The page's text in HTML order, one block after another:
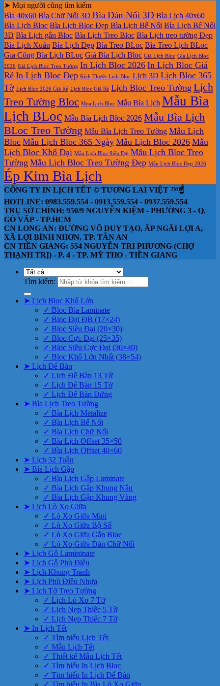
➤ Mọi người cũng tìm kiếm
Bìa 40x60 Bìa Chữ Nổi 3D Bìa Dán Nổi 3D Bìa Lịch 40x60
Bìa Lịch Bloc Bìa Lịch Bloc Đẹp Bìa Lịch Bế Nổi Bìa Lịch Bế Nổi
3D Bìa Lịch gắn Bloc Bìa Lịch Treo Bloc Bìa Lịch treo tường Đẹp
Bìa Lịch Xuân Bìa Lịch Đẹp Bìa Treo BLoc Bìa Treo Lịch BLoc
Gia Công Bìa Lịch BLoc Giá Bìa Lịch Bloc Giá Lịch Bloc Giá Lịch Bloc
2026 Giá Lịch Bloc Treo Tường In Lịch Bloc 2026 In Lịch Bloc Giá
Rẻ In Lịch Bloc Đẹp Kích Thước Lịch Bloc Lịch 3D Lịch Bloc 365
Tờ Lịch Bloc 2026 Giá Rẻ Lịch Bloc Giá Rẻ Lịch Bloc Treo Tường Lịch
Treo Tường Bloc Mua Lich Bloc Mẫu Bìa Lịch Mẫu Bìa
Lịch BLoc Mẫu Bìa Lịch Bloc 2026 Mẫu Bìa Lịch
BLoc Treo Tường Mẫu Bìa Lịch Treo Tường Mẫu Lịch
Bloc Mẫu Lịch Bloc 365 Ngày Mẫu Lịch Bloc 2026 Mẫu
Lịch Bloc Khổ Đại Mẫu Lịch Bloc Siêu Đại Mẫu Lịch Bloc Treo
Tường Mẫu Lịch Bloc Treo Tường Đẹp Mẫu Lịch Bloc Đẹp 2026
Ép Kim Bìa Lịch
CÔNG TY IN LỊCH TẾT © TƯƠNG LAI VIỆT ™☝️
HOTLINE: 0983.559.554 - 0913.559.554 - 0937.559.554
TRỤ SỞ CHÍNH: 950/9 NGUYỄN KIỆM - PHƯỜNG 3 - Q.
GÒ VẤP - TP.HCM
CN LONG AN: ĐƯỜNG VÕ DUY TẠO, ẤP NGÃI LỢI A,
XÃ LỢI BÌNH NHƠN, TP. TÂN AN
CN TIỀN GIANG: 554 NGUYỄN TRI PHƯƠNG (CHỢ
THẠNH TRỊ) - P. 4 - TP. MỸ THO - TIỀN GIANG
Tìm kiếm:
➤ Lịch Bloc Khổ Lớn
✓ Bloc Bìa Laminate
✓ Bloc Đại ĐB (17×24)
✓ Bloc Siêu Đại (20×30)
✓ Bloc Cực Đại (25×35)
✓ Bloc Siêu Cực Đại (30×40)
✓ Bloc Khổ Lớn Nhất (38×54)
➤ Lịch Để Bàn
✓ Lịch Để Bàn 13 Tờ
✓ Lịch Để Bàn 15 Tờ
✓ Lịch Để Bàn Đứng
➤ Bìa Lịch Treo Tường
✓ Bìa Lịch Metalize
✓ Bìa Lịch Bế Nổi
✓ Bìa Lịch Chữ Nổi
✓ Bìa Lịch Offset 35×50
✓ Bìa Lịch Offset 40×60
➤ Lịch 52 Tuần
➤ Bìa Lịch Gập
✓ Bìa Lịch Gập Laminate
✓ Bìa Lịch Gập Khung Nâu
✓ Bìa Lịch Gập Khung Vàng
➤ Lịch Lò Xo Giữa
✓ Lò Xo Giữa Mini
✓ Lò Xo Giữa Bộ Số
✓ Lò Xo Giữa Gắn Bloc
✓ Lò Xo Giữa Dán Chữ Nổi
➤ Lịch Gỗ Lamininate
➤ Lịch Gỗ Phù Điêu
➤ Lịch Khung Tranh
➤ Lịch Phù Điêu Nhựa
➤ Lịch Tờ Treo Tường
✓ Lịch Lò Xo 7 Tờ
✓ Lịch Nẹp Thiếc 5 Tờ
✓ Lịch Nẹp Thiếc 7 Tờ
➤ In Lịch Tết
✓ Tìm hiểu Lịch Tết
✓ Mẫu Lịch Tết
✓ Thiết kế Mẫu Lịch Tết
✓ Tìm hiểu In Lịch Bloc
✓ Tìm hiểu In Lịch Để Bàn
✓ Tìm hiểu In Bìa Lò Xo Giữa